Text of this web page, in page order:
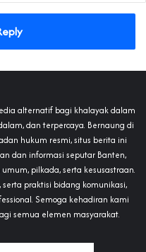
alternatif bagi khalayak dalam
dan terpercaya. Bernaung di
hukum resmi, situs berita ini
dan informasi seputar Banten,
pilkada, serta kesusastraan.
praktisi bidang komunikasi,
Semoga kehadiran kami
semua elemen masyarakat.